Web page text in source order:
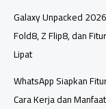
Galaxy Unpacked
Fold8, Z Flip8, dan
Lipat
WhatsApp Siapkan
Cara Kerja dan